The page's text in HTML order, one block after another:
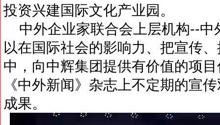
投资兴建国际文化产业园。
中外企业家联合会上层机构--中
以在国际社会的影响力、把宣传
中，向中辉集团提供有价值的项
《中外新闻》杂志上不定期的宣
成果。